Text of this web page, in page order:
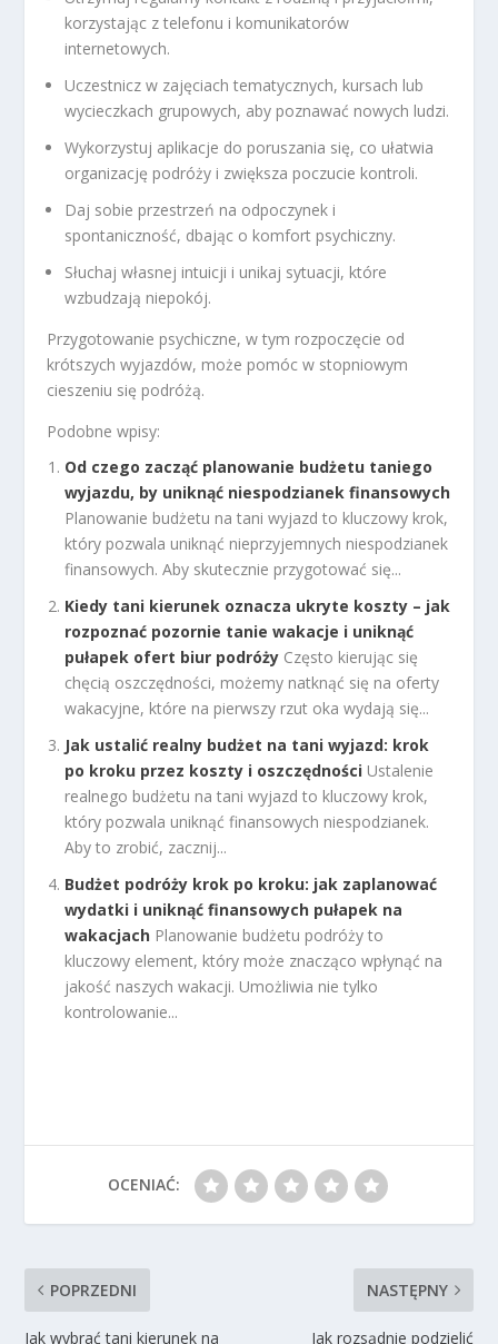
korzystając z telefonu i komunikatorów
internetowych.
Uczestnicz w zajęciach tematycznych, kursach lub
wycieczkach grupowych, aby poznawać nowych ludzi.
Wykorzystuj aplikacje do poruszania się, co ułatwia
organizację podróży i zwiększa poczucie kontroli.
Daj sobie przestrzeń na odpoczynek i
spontaniczność, dbając o komfort psychiczny.
Słuchaj własnej intuicji i unikaj sytuacji, które
wzbudzają niepokój.
Przygotowanie psychiczne, w tym rozpoczęcie od
krótszych wyjazdów, może pomóc w stopniowym
cieszeniu się podróżą.
Podobne wpisy:
Od czego zacząć planowanie budżetu taniego
wyjazdu, by uniknąć niespodzianek finansowych
Planowanie budżetu na tani wyjazd to kluczowy krok,
który pozwala uniknąć nieprzyjemnych niespodzianek
finansowych. Aby skutecznie przygotować się...
Kiedy tani kierunek oznacza ukryte koszty – jak
rozpoznać pozornie tanie wakacje i uniknąć
pułapek ofert biur podróży Często kierując się
chęcią oszczędności, możemy natknąć się na oferty
wakacyjne, które na pierwszy rzut oka wydają się...
Jak ustalić realny budżet na tani wyjazd: krok
po kroku przez koszty i oszczędności Ustalenie
realnego budżetu na tani wyjazd to kluczowy krok,
który pozwala uniknąć finansowych niespodzianek.
Aby to zrobić, zacznij...
Budżet podróży krok po kroku: jak zaplanować
wydatki i uniknąć finansowych pułapek na
wakacjach Planowanie budżetu podróży to
kluczowy element, który może znacząco wpłynąć na
jakość naszych wakacji. Umożliwia nie tylko
kontrolowanie...
OCENIAĆ:
POPRZEDNI
Jak wybrać tani kierunek na
NASTĘPNY
Jak rozsądnie podzielić